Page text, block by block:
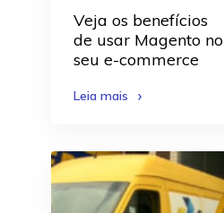
Veja os benefícios
de usar Magento no
seu e-commerce
Leia mais